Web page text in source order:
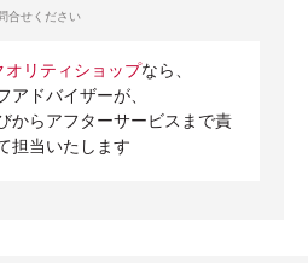
合せください
オリティショップなら、
アドバイザーが、
からアフターサービスまで責
担当いたします